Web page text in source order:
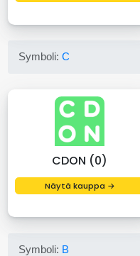
Symboli:C
CDON (0)
Näytä kauppa →
Symboli: B